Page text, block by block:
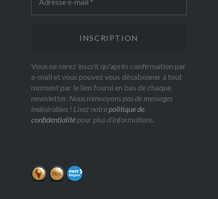
Vous ne serez inscrit qu'après confirmation par
e-mail et vous pouvez vous désabonner à tout
moment par le lien fourni en bas de chaque
newsletter. Nous n’envoyons pas de messages
indésirables ! Lisez notrepolitique de
confidentialitépour plus d’informations.